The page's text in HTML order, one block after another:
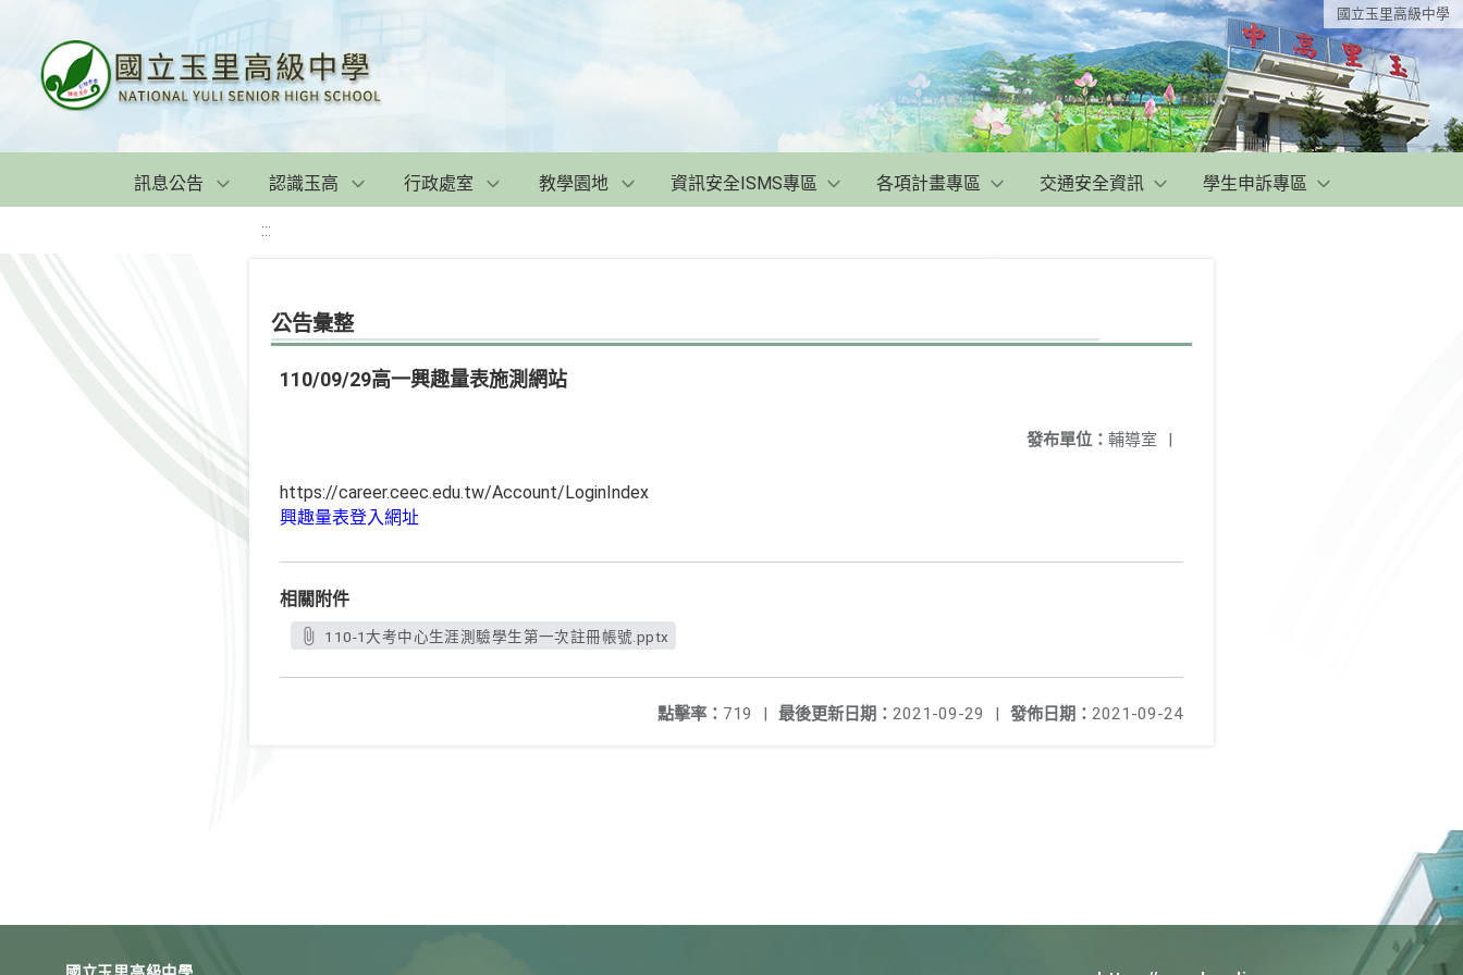
國立玉里高級中學
訊息公告 認識玉高 行政處室 教學園地 資訊安全ISMS專區 各項計畫專區 交通安全資訊 學生申訴專區
:::
公告彙整
110/09/29高一興趣量表施測網站
發布單位： 輔導室 |
https://career.ceec.edu.tw/Account/LoginIndex
興趣量表登入網址
相關附件
110-1大考中心生涯測驗學生第一次註冊帳號.pptx
發佈日期： 2021-09-24
最後更新日期： 2021-09-29 |
點擊率： 719 |